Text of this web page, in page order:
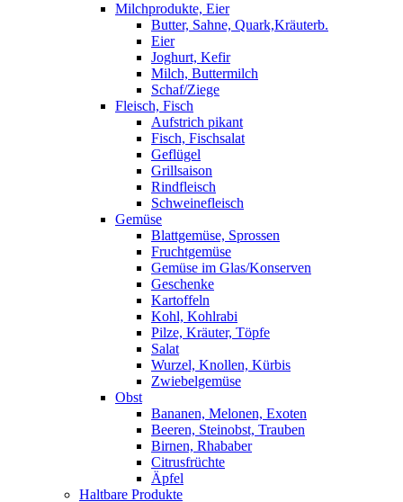
Milchprodukte, Eier
Butter, Sahne, Quark,Kräuterb.
Eier
Joghurt, Kefir
Milch, Buttermilch
Schaf/Ziege
Fleisch, Fisch
Aufstrich pikant
Fisch, Fischsalat
Geflügel
Grillsaison
Rindfleisch
Schweinefleisch
Gemüse
Blattgemüse, Sprossen
Fruchtgemüse
Gemüse im Glas/Konserven
Geschenke
Kartoffeln
Kohl, Kohlrabi
Pilze, Kräuter, Töpfe
Salat
Wurzel, Knollen, Kürbis
Zwiebelgemüse
Obst
Bananen, Melonen, Exoten
Beeren, Steinobst, Trauben
Birnen, Rhababer
Citrusfrüchte
Äpfel
Haltbare Produkte